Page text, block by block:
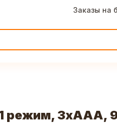
Заказы на
режим, 3хААА,